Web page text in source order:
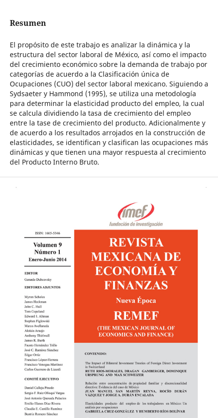
Resumen
El propósito de este trabajo es analizar la dinámica y la
estructura del sector laboral de México, así como el impacto
del crecimiento económico sobre la demanda de trabajo por
categorías de acuerdo a la Clasificación única de
Ocupaciones (CUO) del sector laboral mexicano. Siguiendo a
Sydsaeter y Hammond (1995), se utiliza una metodología
para determinar la elasticidad producto del empleo, la cual
se calcula dividiendo la tasa de crecimiento del empleo
entre la tase de crecimiento del producto. Adicionalmente y
de acuerdo a los resultados arrojados en la construcción de
elasticidades, se identifican y clasifican las ocupaciones más
dinámicas y que tienen una mayor respuesta al crecimiento
del Producto Interno Bruto.